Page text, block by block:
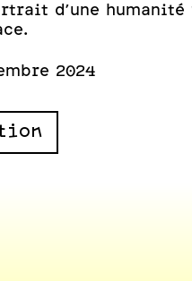
d’une
2024